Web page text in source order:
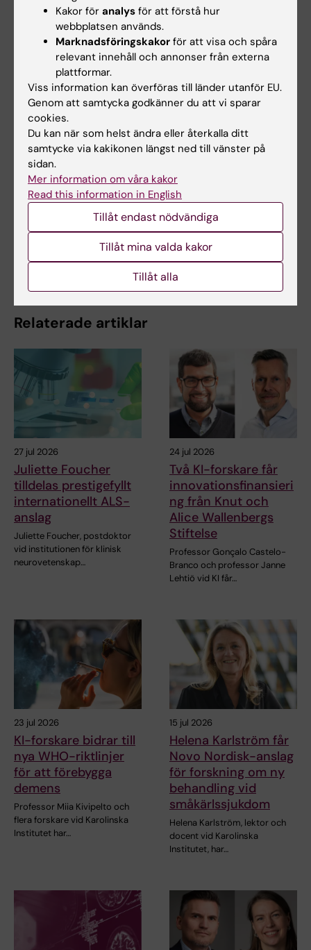
Alzheimers sjukdom Demens
Uppdaterad av:
Anne Hammarskjöld 2024-12-13
Dela
Pressmeddelande från Mats Paulssonstiftelserna
Tema: Demens och Alzheimers sjukdom
Relaterade artiklar
27 jul 2026
Juliette Foucher
tilldelas prestigefyllt
internationellt ALS-
anslag
Juliette Foucher, postdoktor
vid institutionen för klinisk
neurovetenskap…
24 jul 2026
Två KI-forskare får
innovationsfinansieri
ng från Knut och
Alice Wallenbergs
Stiftelse
Professor Gonçalo Castelo-
Branco och professor Janne
Lehtiö vid KI får…
23 jul 2026
KI-forskare bidrar till
nya WHO-riktlinjer
för att förebygga
demens
Professor Miia Kivipelto och
flera forskare vid Karolinska
Institutet har…
15 jul 2026
Helena Karlström får
Novo Nordisk-anslag
för forskning om ny
behandling vid
småkärlssjukdom
Helena Karlström, lektor och
docent vid Karolinska
Institutet, har…
Kakor för analys för att förstå hur
webbplatsen används.
Marknadsföringskakor för att visa och spåra
relevant innehåll och annonser från externa
plattformar.
Viss information kan överföras till länder utanför EU.
Genom att samtycka godkänner du att vi sparar
cookies.
Du kan när som helst ändra eller återkalla ditt
samtycke via kakikonen längst ned till vänster på
sidan.
Mer information om våra kakor
Read this information in English
Tillåt endast nödvändiga
Tillåt mina valda kakor
Tillåt alla